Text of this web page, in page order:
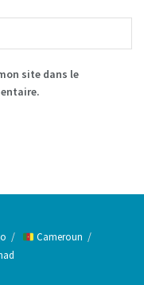
site dans le
Cameroun